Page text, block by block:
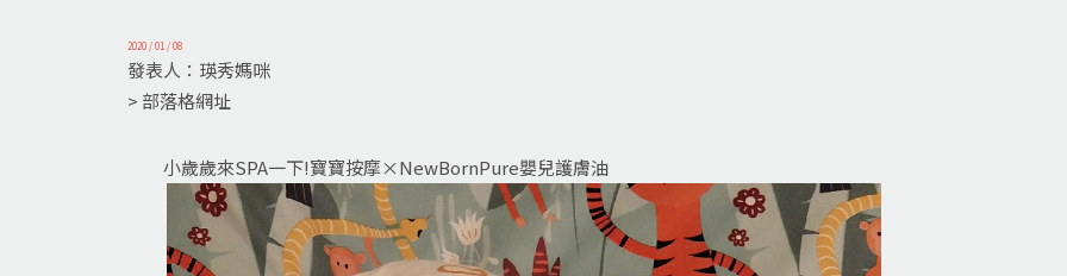
2020 / 01 / 08
發表人：瑛秀媽咪
> 部落格網址
小歲歲來SPA一下!寶寶按摩×NewBornPure嬰兒護膚油